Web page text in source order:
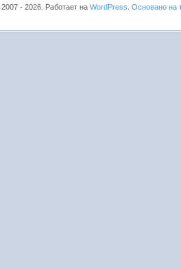
2007 - 2026. Работает на WordPress Основано на